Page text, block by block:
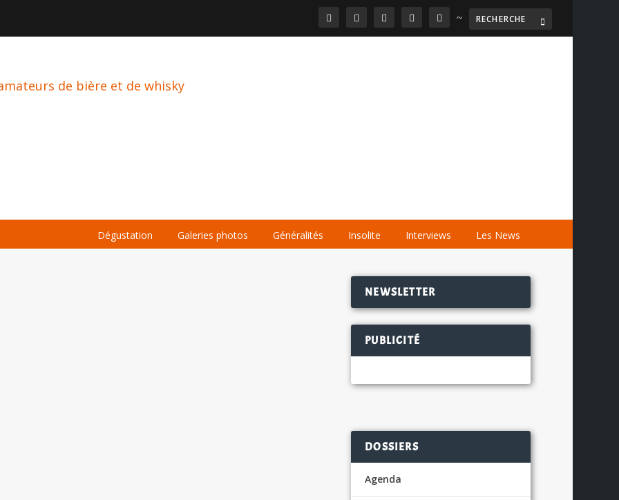
~
Dégustation Galeries photos Généralités Insolite Interviews Les News
NEWSLETTER
PUBLICITÉ
DOSSIERS
Agenda